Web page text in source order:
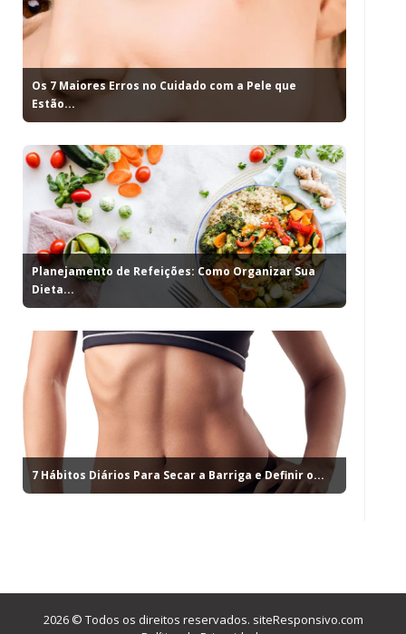
Os 7 Maiores Erros no Cuidado com a Pele que
Estão...
Planejamento de Refeições: Como Organizar Sua
Dieta...
7 Hábitos Diários Para Secar a Barriga e Definir o...
2026 © Todos os direitos reservados. siteResponsivo.com